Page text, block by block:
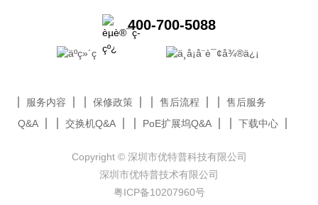
400-700-5088
服务内容 保修政策 售后流程
售后服务
Q&A
交换机Q&A PoE扩展坞Q&A 下载中心
Copyright © 深圳市优特普科技有限公司
深圳市优特普技术有限公司
粤ICP备10207960号